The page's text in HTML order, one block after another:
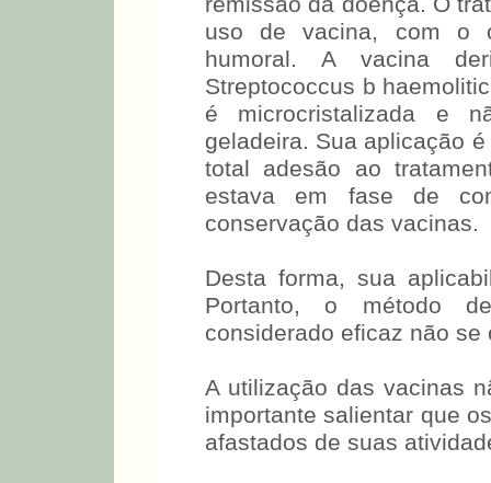
uso de vacina, com o
humoral. A vacina
Streptococcus b
é microcristalizada e
geladeira. Sua aplicação
total adesão ao
estava em fase de
conservação das vacinas.
Desta forma, sua
Portanto, o método
considerado eficaz não
A utilização das vacinas
importante salientar que
afastados de suas